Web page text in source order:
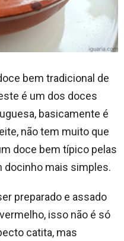
bem tradicional de
é um dos doces
basicamente é
não tem muito que
doce bem típico pelas
docinho mais simples.
preparado e assado
isso não é só
catita, mas